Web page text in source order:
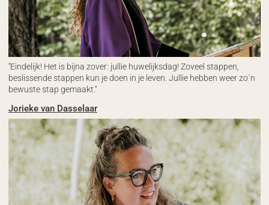
''Eindelijk! Het is bijna zover: jullie huwelijksdag! Zoveel stappen,
beslissende stappen kun je doen in je leven. Jullie hebben weer zo´n
bewuste stap gemaakt.''
Jorieke van Dasselaar